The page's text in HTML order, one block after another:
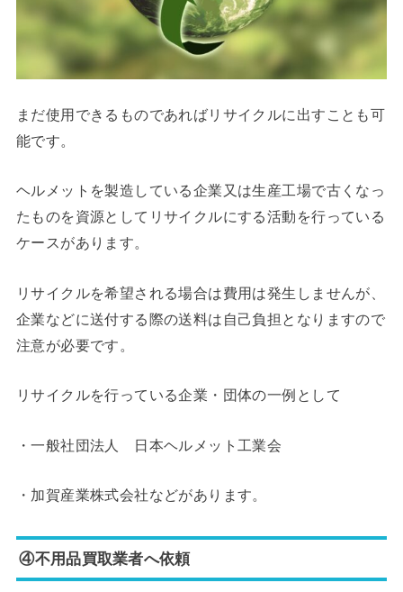
まだ使用できるものであればリサイクルに出すことも可
能です。
ヘルメットを製造している企業又は生産工場で古くなっ
たものを資源としてリサイクルにする活動を行っている
ケースがあります。
リサイクルを希望される場合は費用は発生しませんが、
企業などに送付する際の送料は自己負担となりますので
注意が必要です。
リサイクルを行っている企業・団体の一例として
・一般社団法人 日本ヘルメット工業会
・加賀産業株式会社などがあります。
④不用品買取業者へ依頼